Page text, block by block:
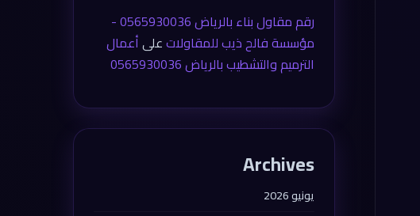
رقم مقاول بناء بالرياض 0565930036 -
مؤسسة فالح ذيب للمقاولاتعلىأعمال
الترميم والتشطيب بالرياض 0565930036
Archives
يونيو 2026